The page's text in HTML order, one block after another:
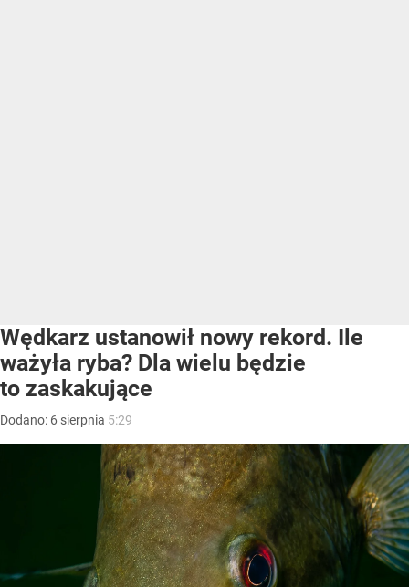
Wędkarz ustanowił nowy rekord. Ile
ważyła ryba? Dla wielu będzie
to zaskakujące
Dodano: 6 sierpnia 5:29